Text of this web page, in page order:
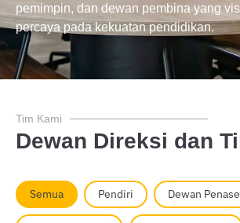
pemimpin, dan dewan pembina yang
percaya pada kekuatan pendidikan.
Tim Kami
Dewan Direksi dan
Our Team - Filter
Semua Pendiri Dewan